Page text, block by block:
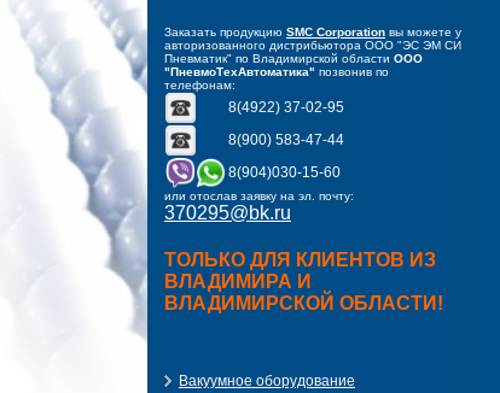
Заказать продукцию SMC Corporation вы можете у
авторизованного дистрибьютора ООО "ЭС ЭМ СИ
Пневматик" по Владимирской области ООО
"ПневмоТехАвтоматика" позвонив по
телефонам:
8(4922) 37-02-95
8(900) 583-47-44
8(904)030-15-60
или отослав заявку на эл. почту:
370295@bk.ru
ТОЛЬКО ДЛЯ КЛИЕНТОВ ИЗ
ВЛАДИМИРА И
ВЛАДИМИРСКОЙ ОБЛАСТИ!
Вакуумное оборудование